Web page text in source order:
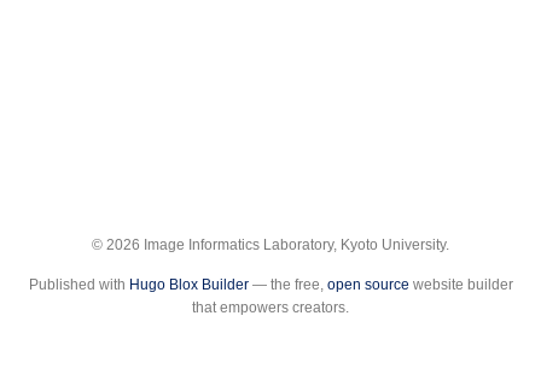
© 2026 Image Informatics Laboratory, Kyoto University.
Published with Hugo Blox Builder— the free, open source website builder
that empowers creators.